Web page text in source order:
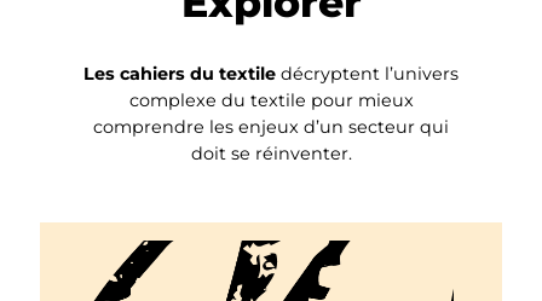
Les cahiers du textile décryptent l’univers
complexe du textile pour mieux
comprendre les enjeux d’un secteur qui
doit se réinventer.